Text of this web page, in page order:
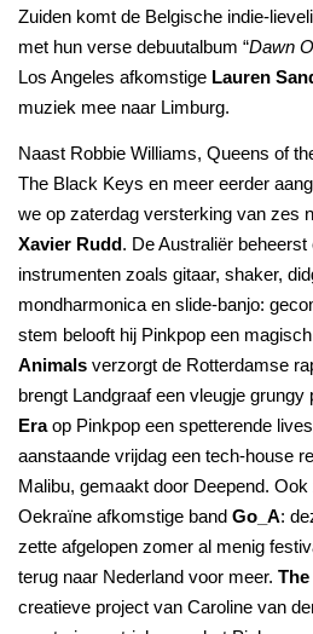
Zuiden komt de Belgische indie-
met hun verse debuutalbum “Dawn
Los Angeles afkomstige Lauren
muziek mee naar Limburg.
Naast Robbie Williams, Queens of
The Black Keys en meer eerder
we op zaterdag versterking van zes
Xavier Rudd. De Australiër
instrumenten zoals gitaar, shaker,
mondharmonica en slide-banjo:
stem belooft hij Pinkpop een
Animals verzorgt de Rotterdamse
brengt Landgraaf een vleugje grungy
Eraop Pinkpop een spetterende
aanstaande vrijdag een tech-house
Malibu, gemaakt door Deepend.
Oekraïne afkomstige band Go_A:
zette afgelopen zomer al menig
terug naar Nederland voor meer.
creatieve project van Caroline van